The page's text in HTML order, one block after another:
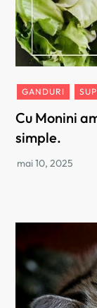
GANDURI
Cu Monini
simple.